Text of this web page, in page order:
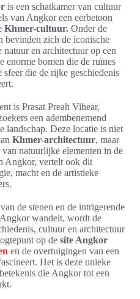
is een schatkamer van cultuur
van Angkor een eerbetoon
Khmer-cultuur. Onder de
bevinden zich de iconische
en architectuur op een
enorme bomen die de ruïnes
sfeer die de rijke geschiedenis
is Prasat Preah Vihear,
een adembenemend
landschap. Deze locatie is niet
Khmer-architectuur, maar
natuurlijke elementen in de
Angkor, vertelt ook dit
macht en de artistieke
de stenen en de intrigerende
wandelt, wordt de
cultuur en architectuur
op de site Angkor
en de overtuigingen van een
Het is deze unieke
die Angkor tot een